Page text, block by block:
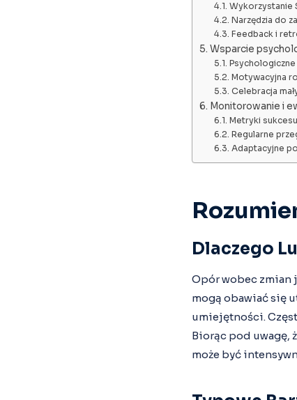
Wykorzystanie
Narzędzia do
Feedback i
Wsparcie
Motywacyjna
Celebracja
Monitorowanie i
Metryki
Regularne
Adaptacyjne
Dlaczego
Opór wobec zmian
mogą obawiać się
umiejętności.
Biorąc pod uwagę,
może być